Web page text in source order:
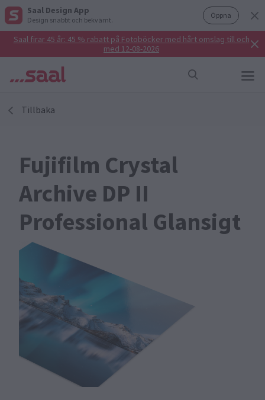
Saal Design App
Design snabbt och bekvämt. Öppna
Saal firar 45 år: 45 % rabatt på Fotoböcker med hårt omslag till och
med 12-08-2026
Tillbaka
Fujifilm Crystal
Archive DP II
Professional Glansigt